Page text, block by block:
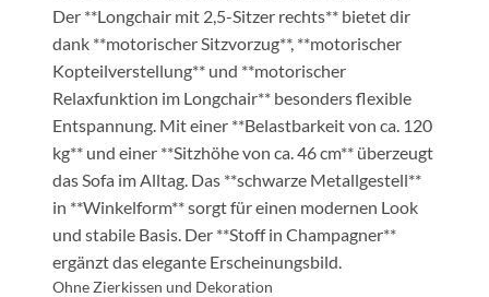
Der **Longchair mit 2,5-Sitzer rechts** bietet dir
dank **motorischer Sitzvorzug**, **motorischer
Kopteilverstellung** und **motorischer
Relaxfunktion im Longchair** besonders flexible
Entspannung. Mit einer **Belastbarkeit von ca. 120
kg** und einer **Sitzhöhe von ca. 46 cm** überzeugt
das Sofa im Alltag. Das **schwarze Metallgestell**
in **Winkelform** sorgt für einen modernen Look
und stabile Basis. Der **Stoff in Champagner**
ergänzt das elegante Erscheinungsbild.
Ohne Zierkissen und Dekoration